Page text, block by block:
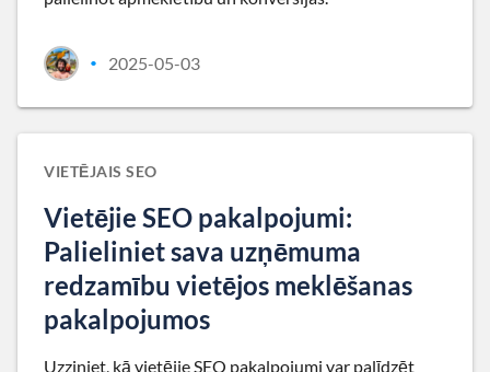
• 2025-05-03
VIETĒJAIS SEO
Vietējie SEO pakalpojumi:
Palieliniet sava uzņēmuma
redzamību vietējos meklēšanas
pakalpojumos
Uzziniet, kā vietējie SEO pakalpojumi var palīdzēt